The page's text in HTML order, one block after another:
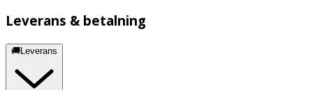
Leverans & betalning
🚚Leverans